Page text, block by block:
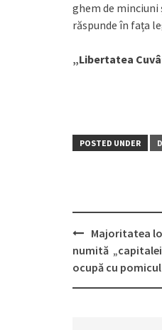
ghem de
răspunde în fața
„Libertatea
POSTED UNDER
Post
navigation
Majoritatea
numită
ocupă cu